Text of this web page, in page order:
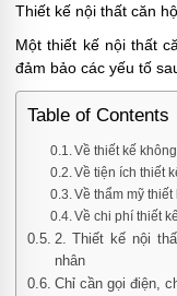
Thiết kế nội thất căn
Một thiết kế nội thất
đảm bảo các yếu tố
Table of Contents
Về thiết kế
Về tiện ích thiết
Về thẩm mỹ
Về chi phí thiết
2. Thiết kế nội
nhân
Chỉ cần gọi điện,